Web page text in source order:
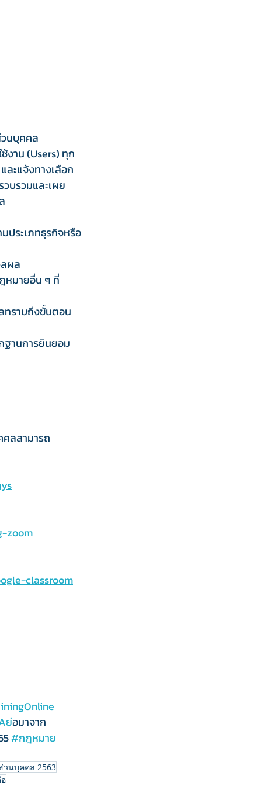
นบุคคล
งาน (Users) ทุก
ละแจ้งทางเลือก
บรวมและเผย
ประเภทธุรกิจหรือ
ผล
หมายอื่น ๆ ที่
ทราบถึงขั้นตอน
านการยินยอม
คลสามารถ
zoom
classroom
ย่อมาจาก
#กฎหมาย
วนบุคคล 2563